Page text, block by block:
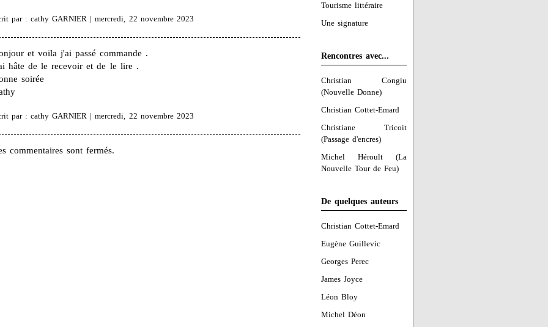
Tourisme littéraire
Une signature
Rencontres avec...
Christian Congiu
(Nouvelle Donne)
Christian Cottet-Emard
Christiane Tricoit
(Passage d'encres)
Michel Héroult (La
Nouvelle Tour de Feu)
De quelques auteurs
Christian Cottet-Emard
Eugène Guillevic
Georges Perec
James Joyce
Léon Bloy
Michel Déon
par : cathy GARNIER | mercredi, 22 novembre 2023
et voila j'ai passé commande .
hâte de le recevoir et de le lire .
soirée
par : cathy GARNIER | mercredi, 22 novembre 2023
commentaires sont fermés.